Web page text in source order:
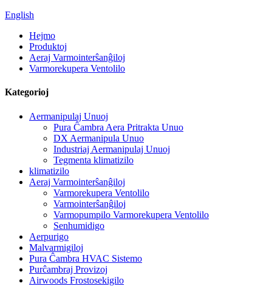
English
Hejmo
Produktoj
Aeraj Varmointerŝanĝiloj
Varmorekupera Ventolilo
Kategorioj
Aermanipulaj Unuoj
Pura Ĉambra Aera Pritrakta Unuo
DX Aermanipula Unuo
Industriaj Aermanipulaj Unuoj
Tegmenta klimatizilo
klimatizilo
Aeraj Varmointerŝanĝiloj
Varmorekupera Ventolilo
Varmointerŝanĝiloj
Varmopumpilo Varmorekupera Ventolilo
Senhumidigo
Aerpurigo
Malvarmigiloj
Pura Ĉambra HVAC Sistemo
Purĉambraj Provizoj
Airwoods Frostosekigilo